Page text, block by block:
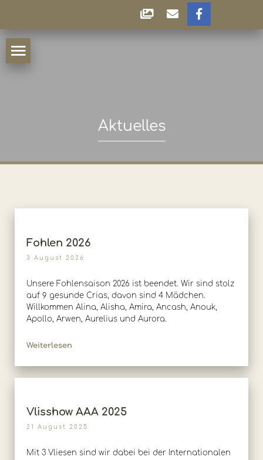
Aktuelles
Fohlen 2026
3 August 2026
Unsere Fohlensaison 2026 ist beendet. Wir sind stolz
auf 9 gesunde Crias, davon sind 4 Mädchen.
Willkommen Alina, Alisha, Amira, Ancash, Anouk,
Apollo, Arwen, Aurelius und Aurora.
Weiterlesen
Vlisshow AAA 2025
21 August 2025
Mit 3 Vliesen sind wir dabei bei der Internationalen